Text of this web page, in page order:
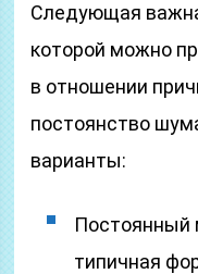
Следующая
которой можно
в отношении
постоянство
варианты:
Постоянный
типичная